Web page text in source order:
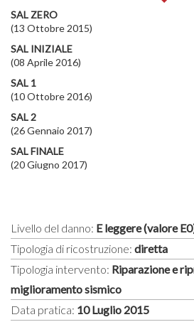
SAL ZERO
(13 Ottobre 2015)
SAL INIZIALE
(08 Aprile 2016)
SAL 1
(10 Ottobre 2016)
SAL 2
(26 Gennaio 2017)
SAL FINALE
(20 Giugno 2017)
Livello del danno: E leggere (valore
Tipologia di ricostruzione: diretta
Tipologia intervento: Riparazione e
miglioramento sismico
Data pratica: 10 Luglio 2015